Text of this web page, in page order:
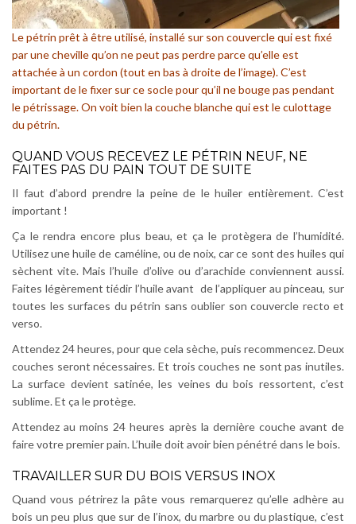
Le pétrin prêt à être utilisé, installé sur son couvercle qui est fixé
par une cheville qu’on ne peut pas perdre parce qu’elle est
attachée à un cordon (tout en bas à droite de l’image). C’est
important de le fixer sur ce socle pour qu’il ne bouge pas pendant
le pétrissage. On voit bien la couche blanche qui est le culottage
du pétrin.
QUAND VOUS RECEVEZ LE PÉTRIN NEUF, NE
FAITES PAS DU PAIN TOUT DE SUITE
Il faut d’abord prendre la peine de le huiler entièrement. C’est
important !
Ça le rendra encore plus beau, et ça le protègera de l’humidité.
Utilisez une huile de caméline, ou de noix, car ce sont des huiles qui
sèchent vite. Mais l’huile d’olive ou d’arachide conviennent aussi.
Faites légèrement tiédir l’huile avant de l’appliquer au pinceau, sur
toutes les surfaces du pétrin sans oublier son couvercle recto et
verso.
Attendez 24 heures, pour que cela sèche, puis recommencez. Deux
couches seront nécessaires. Et trois couches ne sont pas inutiles.
La surface devient satinée, les veines du bois ressortent, c’est
sublime. Et ça le protège.
Attendez au moins 24 heures après la dernière couche avant de
faire votre premier pain. L’huile doit avoir bien pénétré dans le bois.
TRAVAILLER SUR DU BOIS VERSUS INOX
Quand vous pétrirez la pâte vous remarquerez qu’elle adhère au
bois un peu plus que sur de l’inox, du marbre ou du plastique, c’est